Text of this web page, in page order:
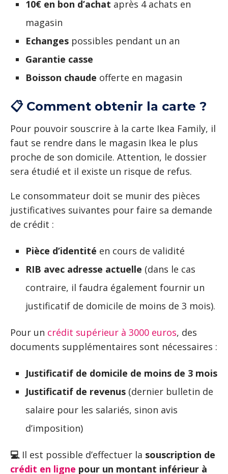
10€ en bon d’achat après 4 achats en
magasin
Echanges possibles pendant un an
Garantie casse
Boisson chaude offerte en magasin
📋 Comment obtenir la carte ?
Pour pouvoir souscrire à la carte Ikea Family, il
faut se rendre dans le magasin Ikea le plus
proche de son domicile. Attention, le dossier
sera étudié et il existe un risque de refus.
Le consommateur doit se munir des pièces
justificatives suivantes pour faire sa demande
de crédit :
Pièce d’identité en cours de validité
RIB avec adresse actuelle (dans le cas
contraire, il faudra également fournir un
justificatif de domicile de moins de 3 mois).
Pour un crédit supérieur à 3000 euros, des
documents supplémentaires sont nécessaires :
Justificatif de domicile de moins de 3 mois
Justificatif de revenus (dernier bulletin de
salaire pour les salariés, sinon avis
d’imposition)
💻 Il est possible d’effectuer la souscription de
crédit en ligne pour un montant inférieur à